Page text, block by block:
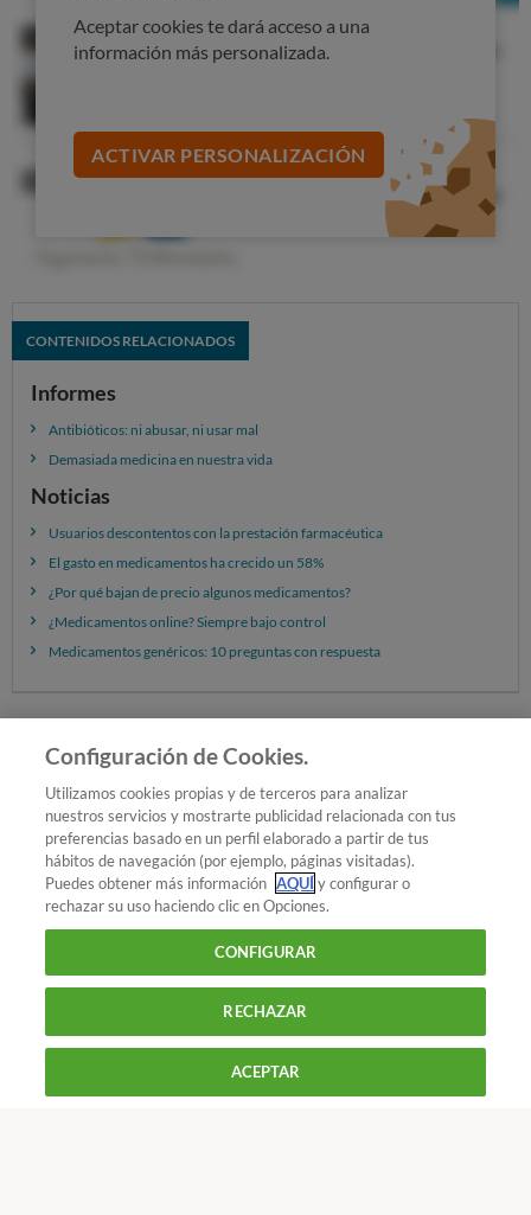
Los problemas a los que se han enfrentado alguna vez
son debidos al desabastecimiento, o a la ausencia de
medicamentos más económicos.
Aceptar cookies te dará acceso a una
información más personalizada.
ACTIVAR PERSONALIZACIÓN
CONTENIDOS RELACIONADOS
Informes
Antibióticos: ni abusar, ni usar mal
Demasiada medicina en nuestra vida
Noticias
Usuarios descontentos con la prestación farmacéutica
El gasto en medicamentos ha crecido un 58%
¿Por qué bajan de precio algunos medicamentos?
¿Medicamentos online? Siempre bajo control
Medicamentos genéricos: 10 preguntas con respuesta
¿Quieres recibir nuestra Newsletter? Crea una cuenta
Salud : Medicamentos El consumidor en la farmacia
De L a J de 9 a 18 h y V de 9 a 14 h
Configuración de Cookies.
Utilizamos cookies propias y de terceros para analizar
nuestros servicios y mostrarte publicidad relacionada con tus
preferencias basado en un perfil elaborado a partir de tus
hábitos de navegación (por ejemplo, páginas visitadas).
Puedes obtener más información AQUÍy configurar o
rechazar su uso haciendo clic en Opciones.
CONFIGURAR
RECHAZAR
ACEPTAR